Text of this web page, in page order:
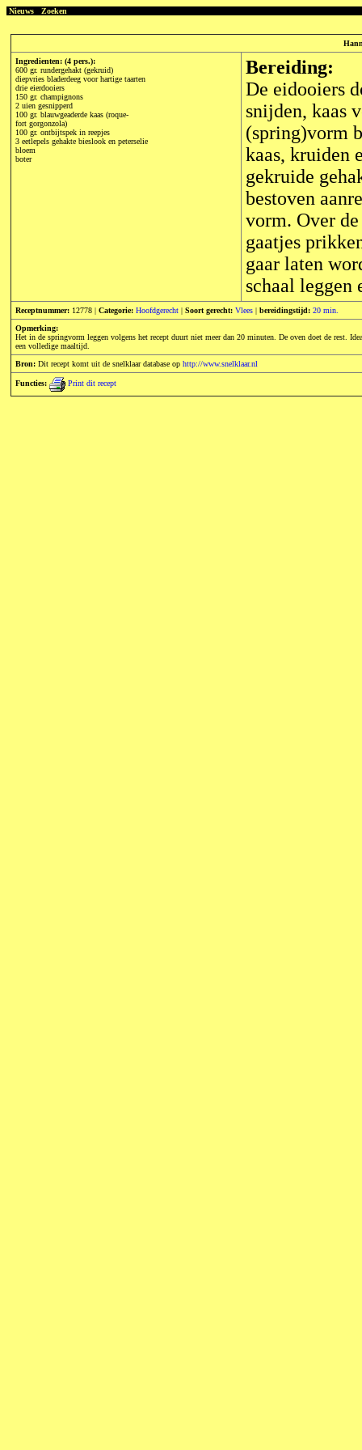
Nieuws Zoeken
Ingredienten: (4 pers.):
600 gr. rundergehakt (gekruid)
diepvries bladerdeeg voor hartige taarten
drie eierdooiers
150 gr. champignons
2 uien gesnipperd
100 gr. blauwgeaderde kaas (roque-
fort gorgonzola)
100 gr. ontbijtspek in reepjes
3 eetlepels gehakte bieslook en peterselie
bloem
boter
Bereiding:
De eidooiers
snijden, kaas
(spring)vorm
kaas, kruiden
gekruide
bestoven
vorm. Over
gaatjes
gaar laten
schaal leggen
Receptnummer: 12778 | Categorie: Hoofdgerecht | Soort gerecht: Vlees | bereidingstijd: 20 min.
Opmerking:
Het in de springvorm leggen volgens het recept duurt niet meer dan 20 minuten. De oven doet de rest.
een volledige maaltijd.
Bron: Dit recept komt uit de snelklaar database op http://www.snelklaar.nl
Functies: Print dit recept